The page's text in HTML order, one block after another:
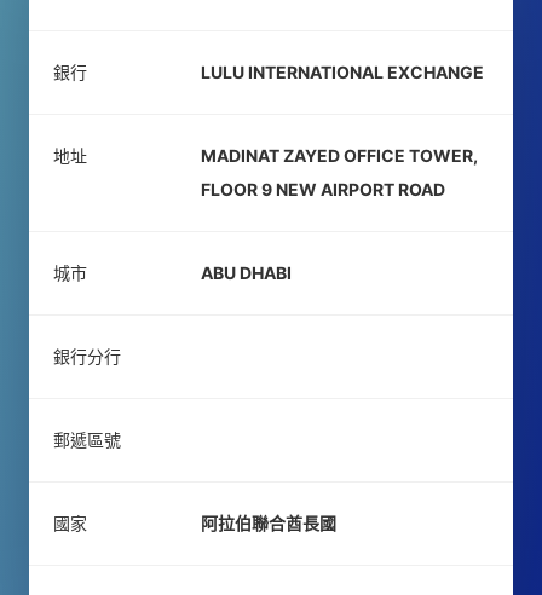
銀行 LULU INTERNATIONAL EXCHANGE
地址
MADINAT ZAYED OFFICE TOWER,
FLOOR 9 NEW AIRPORT ROAD
城市 ABU DHABI
銀行分行
郵遞區號
國家 阿拉伯聯合酋長國